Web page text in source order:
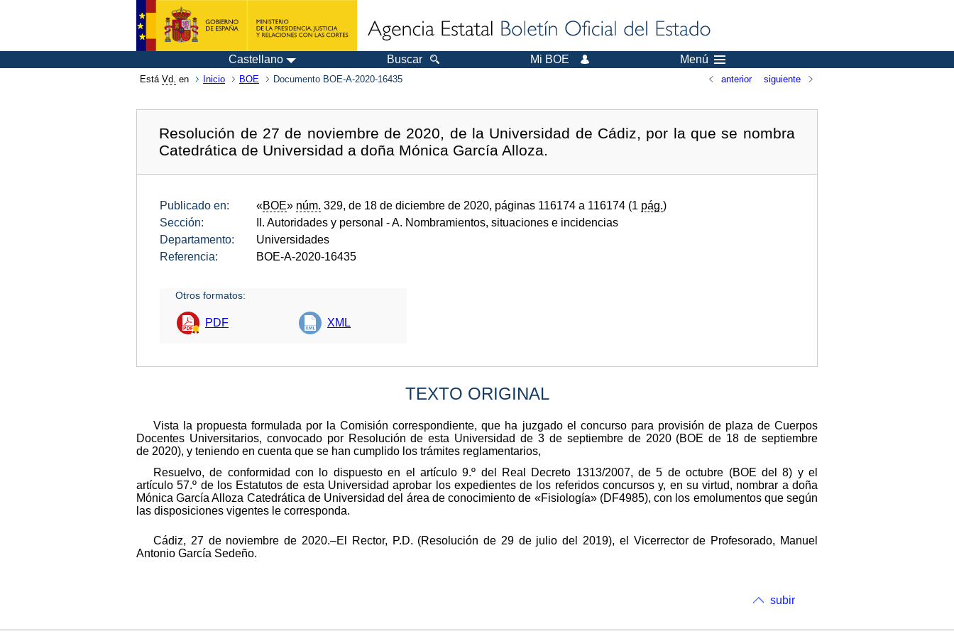
Castellano Buscar Mi BOE Menú
Está Vd. en Inicio BOE Documento BOE-A-2020-16435 anterior siguiente
Resolución de 27 de noviembre de 2020, de la Universidad de Cádiz, por la que se nombra
Catedrática de Universidad a doña Mónica García Alloza.
Publicado en: «BOE» núm. 329, de 18 de diciembre de 2020, páginas 116174 a 116174 (1 pág.)
Sección:
II. Autoridades y personal - A. Nombramientos, situaciones e incidencias
Departamento:
Universidades
Referencia:
BOE-A-2020-16435
Otros formatos:
PDF XML
TEXTO ORIGINAL
Vista la propuesta formulada por la Comisión correspondiente, que ha juzgado el concurso para provisión de plaza de Cuerpos
Docentes Universitarios, convocado por Resolución de esta Universidad de 3 de septiembre de 2020 (BOE de 18 de septiembre
de 2020), y teniendo en cuenta que se han cumplido los trámites reglamentarios,
Resuelvo, de conformidad con lo dispuesto en el artículo 9.º del Real Decreto 1313/2007, de 5 de octubre (BOE del 8) y el
artículo 57.º de los Estatutos de esta Universidad aprobar los expedientes de los referidos concursos y, en su virtud, nombrar a doña
Mónica García Alloza Catedrática de Universidad del área de conocimiento de «Fisiología» (DF4985), con los emolumentos que según
las disposiciones vigentes le corresponda.
Cádiz, 27 de noviembre de 2020.–El Rector, P.D. (Resolución de 29 de julio del 2019), el Vicerrector de Profesorado, Manuel
Antonio García Sedeño.
subir